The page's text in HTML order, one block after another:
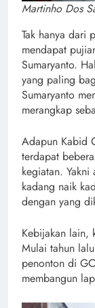
Martinho Dos
Tak hanya dari
mendapat
Sumaryanto.
yang paling
Sumaryanto
merangkap
Adapun Kabid
terdapat
kegiatan.
kadang naik
dengan yang
Kebijakan lain,
Mulai tahun
penonton di
membangun